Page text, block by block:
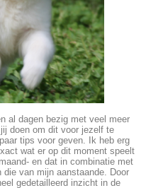
al dagen bezig met veel meer
doen om dit voor jezelf te
tips voor geven. Ik heb erg
wat er op dit moment speelt
en dat in combinatie met
die van mijn aanstaande. Door
gedetailleerd inzicht in de